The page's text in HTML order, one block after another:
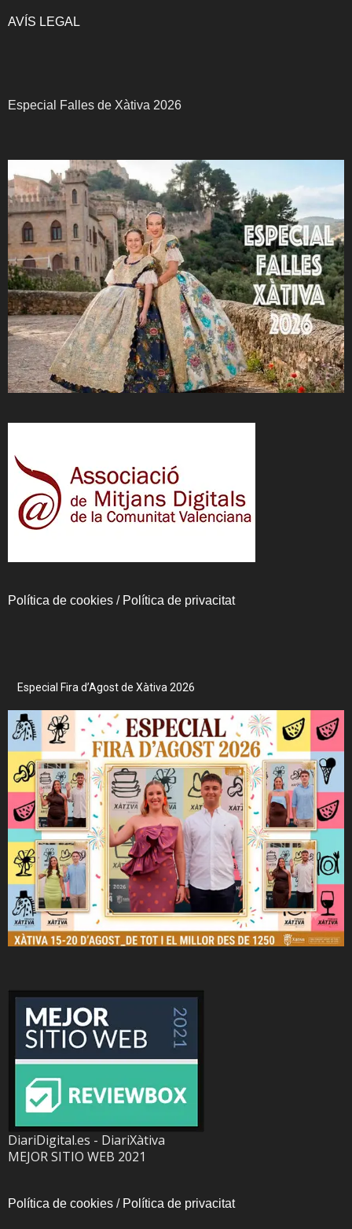
AVÍS LEGAL
Especial Falles de Xàtiva 2026
Política de cookies / Política de privacitat
Especial Fira d’Agost de Xàtiva 2026
DiariDigital.es - DiariXàtiva
MEJOR SITIO WEB 2021
Política de cookies / Política de privacitat